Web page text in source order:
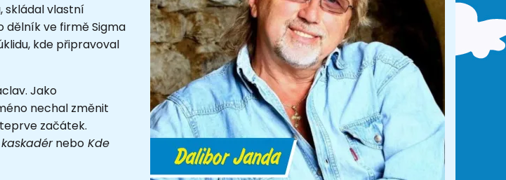
skládal vlastní
dělník ve firmě Sigma
kde připravoval
Jako
nechal změnit
začátek.
nebo Kde